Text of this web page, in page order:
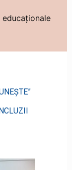
educaționale